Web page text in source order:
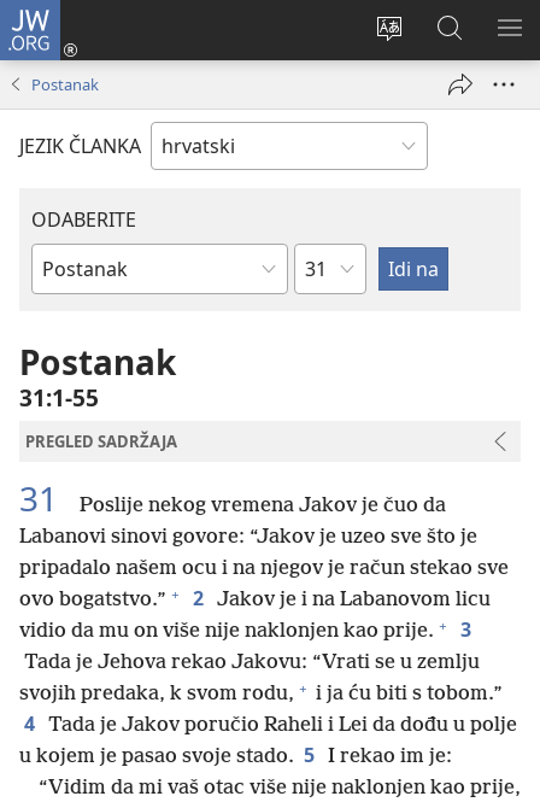
JW.ORG
Promijeni
Prijava
(otvara
prozor)
JW.ORG
|
Pretraga
Postanak
JEZIK ČLANKA
ODABERITE
Biblijska
Poglavlje
Postanak
31:1-55
PREGLED SADRŽAJA
31
Poslije nekog vremena Jakov je čuo da
Labanovi sinovi govore: “Jakov je uzeo sve što je
pripadalo našem ocu i na njegov je račun stekao sve
ovo bogatstvo.” + 2 Jakov je i na Labanovom licu
vidio da mu on više nije naklonjen kao prije. + 3
Tada je Jehova rekao Jakovu: “Vrati se u zemlju
svojih predaka, k svom rodu, + i ja ću biti s tobom.”
4 Tada je Jakov poručio Raheli i Lei da dođu u polje
u kojem je pasao svoje stado. 5 I rekao im je:
“Vidim da mi vaš otac više nije naklonjen kao prije,